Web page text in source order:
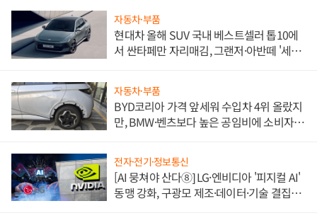
자동차·부품
현대차 올해 SUV 국내 베스트셀러 톱10에
서 싼타페만 자리매김, 그랜저·아반떼 '세단
자동차·부품
BYD코리아 가격 앞세워 수입차 4위 올랐지
만, BMW·벤츠보다 높은 공임비에 소비자
전자·전기·정보통신
[AI 뭉쳐야 산다⑧] LG·엔비디아 '피지컬 AI'
동맹 강화, 구광모 제조·데이터·기술 결집